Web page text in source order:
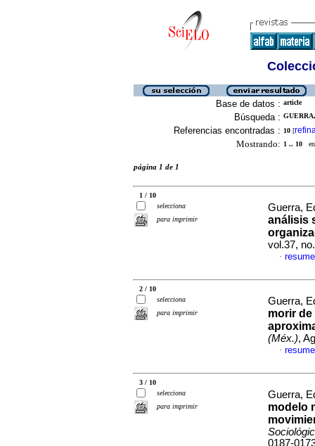
Base de datos : article
Búsqueda :
Referencias encontradas : 10 [
Mostrando: 1 .. 10 en
página 1 de 1
1 / 10
selecciona
para imprimir
Guerra,
análisis
vol.37,
·
2 / 10
selecciona
para imprimir
Guerra,
morir
(Méx.),
·
3 / 10
selecciona
para imprimir
Guerra,
modelo
0187-